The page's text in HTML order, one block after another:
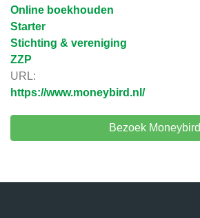
Online boekhouden
Starter
Stichting & vereniging
ZZP
URL:
https://www.moneybird.nl/
Bezoek Moneybird